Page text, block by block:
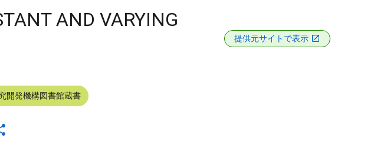
AND VARYING
提供元サイトで表示
開発機構図書館蔵書